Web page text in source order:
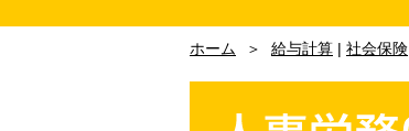
ホーム ＞ 給与計算 | 社会保険